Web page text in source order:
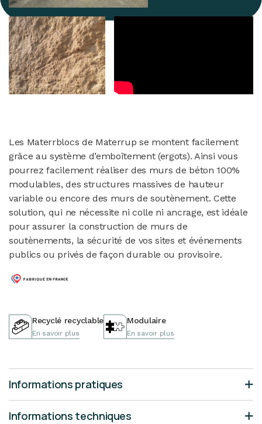
Les Materrblocs de Materrup se montent facilement
grâce au système d’emboîtement (ergots). Ainsi vous
pourrez facilement réaliser des murs de béton 100%
modulables, des structures massives de hauteur
variable ou encore des murs de soutènement. Cette
solution, qui ne nécessite ni colle ni ancrage, est idéale
pour assurer la construction de murs de
soutènements, la sécurité de vos sites et événements
publics ou privés de façon durable ou provisoire.
Recyclé recyclable
En savoir plus
Modulaire
En savoir plus
Informations pratiques
Informations techniques